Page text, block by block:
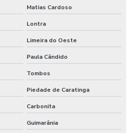
Matias Cardoso
Lontra
Limeira do Oeste
Paula Cândido
Tombos
Piedade de Caratinga
Carbonita
Guimarânia